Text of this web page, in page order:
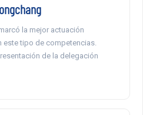
la mejor actuación
este tipo de competencias.
de la delegación